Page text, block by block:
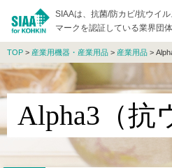
SIAAは、抗菌/防カビ/抗ウイ
マークを認証している業界団体
TOP > 産業用機器・産業用品 > 産業用品 >
Alpha3（抗